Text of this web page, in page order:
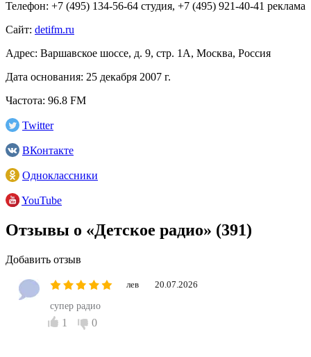
Телефон: +7 (495) 134-56-64 студия, +7 (495) 921-40-41 реклама
Сайт: detifm.ru
Адрес: Варшавское шоссе, д. 9, стр. 1А, Москва, Россия
Дата основания: 25 декабря 2007 г.
Частота: 96.8 FM
Twitter
ВКонтакте
Одноклассники
YouTube
Отзывы о «Детское радио» (391)
Добавить отзыв
лев 20.07.2026
супер радио
1 0